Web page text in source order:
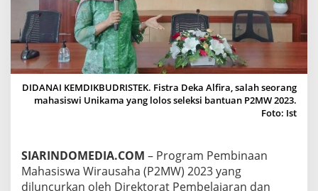
A
L
O
O
S
S
E
S
B
DIDANAI KEMDIKBUDRISTEK. Fistra Deka Alfira, salah seorang
mahasiswi Unikama yang lolos seleksi bantuan P2MW 2023.
Foto: Ist
SIARINDOMEDIA.COM – Program Pembinaan
Mahasiswa Wirausaha (P2MW) 2023 yang
diluncurkan oleh Direktorat Pembelajaran dan